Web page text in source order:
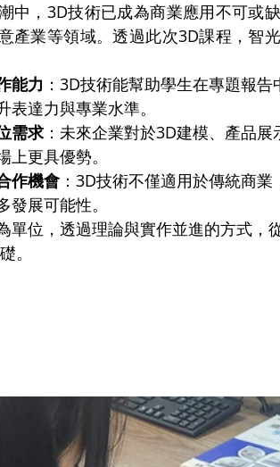
中，3D技術已成為商業應用不可或
產業等領域。透過此次3D課程，智
能力 ：3D技術能幫助學生在專題報
表達力與專業水準。
需求：未來企業對於3D建模、產品
上更具優勢。
作機會：3D技術不僅適用於傳統商
發展可能性。
單位，透過理論與實作並進的方式，
。